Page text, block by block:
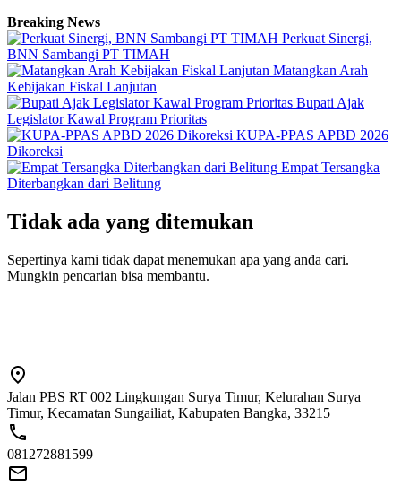
Breaking News
Perkuat Sinergi,
BNN Sambangi PT TIMAH
Matangkan Arah
Kebijakan Fiskal Lanjutan
Bupati Ajak
Legislator Kawal Program Prioritas
KUPA-PPAS APBD 2026
Dikoreksi
Empat Tersangka
Diterbangkan dari Belitung
Tidak ada yang ditemukan
Sepertinya kami tidak dapat menemukan apa yang anda cari.
Mungkin pencarian bisa membantu.
Jalan PBS RT 002 Lingkungan Surya Timur, Kelurahan Surya
Timur, Kecamatan Sungailiat, Kabupaten Bangka, 33215
081272881599